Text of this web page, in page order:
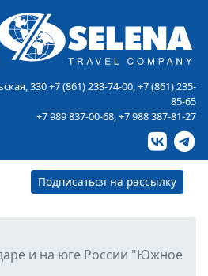
330+7 (861) 233-74-00 +7 (861) 235-
85-65
+7 989 837-00-68 +7 988 387-81-27
Подписаться на рассылку
и на юге России "Южное